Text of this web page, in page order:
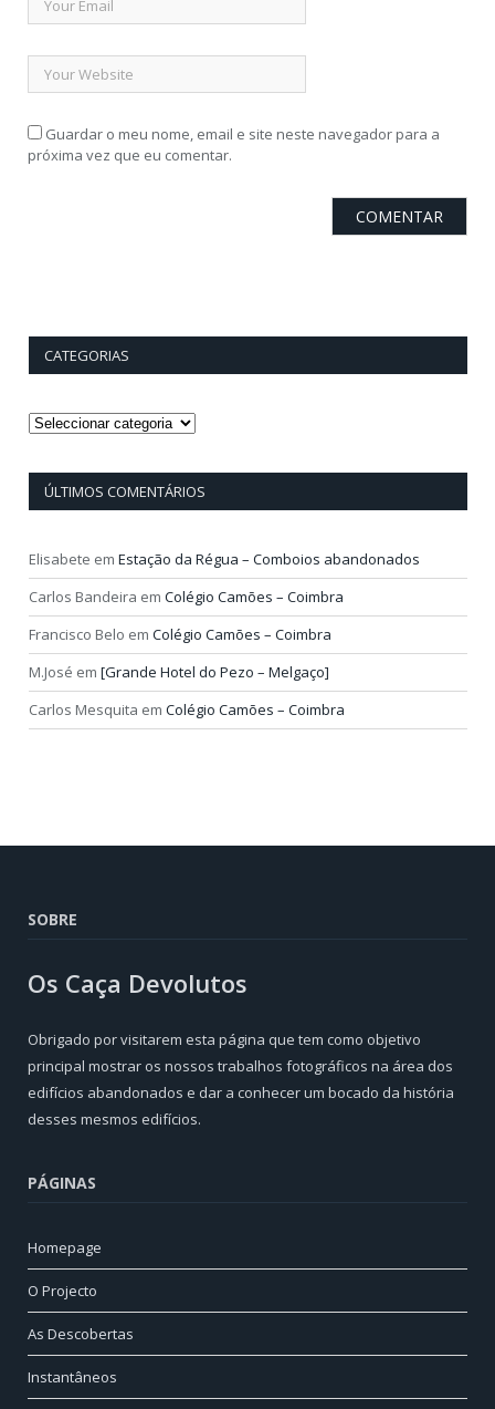
Guardar o meu nome, email e site neste navegador para a
próxima vez que eu comentar.
CATEGORIAS
Categorias
ÚLTIMOS COMENTÁRIOS
Elisabete em Estação da Régua – Comboios abandonados
Carlos Bandeira em Colégio Camões – Coimbra
Francisco Belo em Colégio Camões – Coimbra
M.José em [Grande Hotel do Pezo – Melgaço]
Carlos Mesquita em Colégio Camões – Coimbra
SOBRE
Os Caça Devolutos
Obrigado por visitarem esta página que tem como objetivo
principal mostrar os nossos trabalhos fotográficos na área dos
edifícios abandonados e dar a conhecer um bocado da história
desses mesmos edifícios.
PÁGINAS
Homepage
O Projecto
As Descobertas
Instantâneos